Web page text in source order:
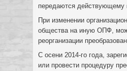
передаются действующему
При изменении
общества на иную ОПФ,
реорганизации
С осени 2014-го года,
или провести процедуру